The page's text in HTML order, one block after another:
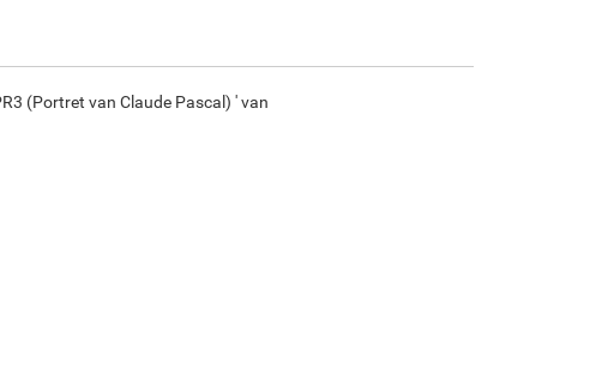
F2833-204
(Portret van Claude Pascal) ' van